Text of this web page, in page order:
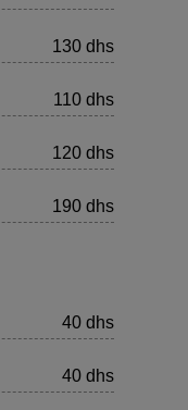
130 dhs
110 dhs
120 dhs
190 dhs
40 dhs
40 dhs